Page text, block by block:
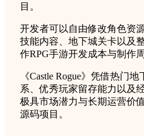
目。
开发者可以自由修改角色资
技能内容、地下城关卡以及
作RPG手游开发成本与制作周
《Castle Rogue》凭借热门
系、优秀玩家留存能力以及
极具市场潜力与长期运营价
源码项目。